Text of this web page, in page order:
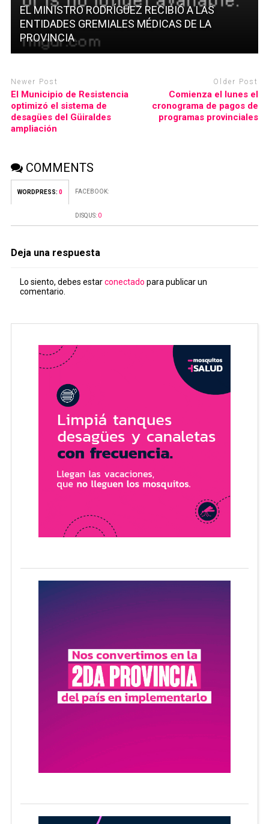
EL MINISTRO RODRÍGUEZ RECIBIÓ A LAS
ENTIDADES GREMIALES MÉDICAS DE LA
PROVINCIA
Newer Post
El Municipio de Resistencia
optimizó el sistema de
desagües del Güiraldes
ampliación
Older Post
Comienza el lunes el
cronograma de pagos de
programas provinciales
COMMENTS
WORDPRESS: 0 FACEBOOK:
DISQUS: 0
Deja una respuesta
Lo siento, debes estarconectado para publicar un
comentario.